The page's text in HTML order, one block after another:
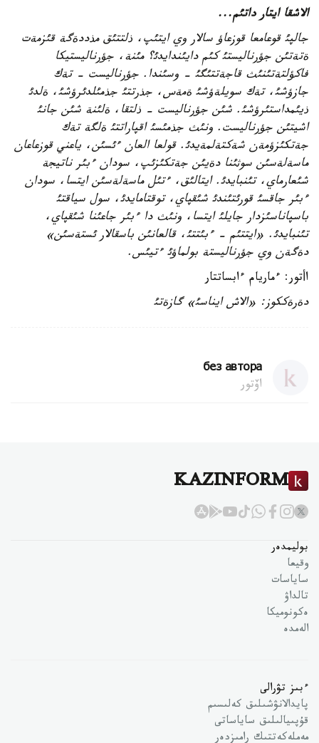
الاشقا ايتار داتئم...
جالپئ قوعامعا قوزعاؤ سالار وي ايتئپ، ذلتتئق مذددةگة قئزمةت
ةتةتئن جؤرناليستئ كئم دايئندايدئ؟ مئنة، جؤرناليستيكا
فاكؤلتةتئنئث قاجةتتئگئ - وسئندا. جؤرناليست - تةك
جازؤشئ، تةك سويلةؤشئ ةمةس، جذرتتئ جذمئلدئرؤشئ، ةلدئ
ذيئمداستئرؤشئ. شئن جؤرناليست - ذلتقا، ةلئنة شئن جانئ
اشيتئن جؤرناليست. ونئث جذمئسئ اقپاراتتئ ةلگة تةك
جةتكئزؤمةن شةكتةلمةيدئ. قولعا العان ءئسئن، ياعني قوزعاعان
ماسةلةسئن سوثئنا دةيئن جةتكئزئپ، سودان ءبئر ناتيجة
شئعارماي، تئنبايدئ. ايتالئق، ءتئل ماسةلةسئن ايتسا، سودان
ءبئر جاقسئ قورئتئندئ شئقپاي، توقتامايدئ، سول سياقتئ
باسپاناسئزدار جايلئ ايتسا، ونئث دا ءبئر جاعئنا شئقپاي،
تئنبايدئ. «ايتتئم - ءبئتتئ، قالعانئن باسقالار ئستةسئن»
دةگةن وي جؤرناليستة بولماؤئ ءتيئس.
اأتور: ءماريام ءابساتتار
دةرةككوز: «الاش ايناسئ» گازةتئ
без автора
اۆتور
KAZINFORM
بوليمدەر
وقيعا
ساياسات
تالداۋ
ەكونوميكا
الەمدە
ءبىز تۋرالى
پايدالانۋشىلىق كەلىسىم
قۇپىيالىلىق ساياساتى
مەملەكەتتىك رامىزدەر